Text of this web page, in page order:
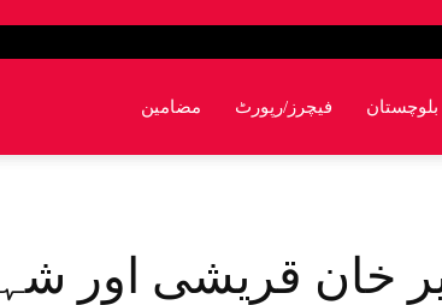
مضامین فیچرز/رپورٹ
خان قریشی اور